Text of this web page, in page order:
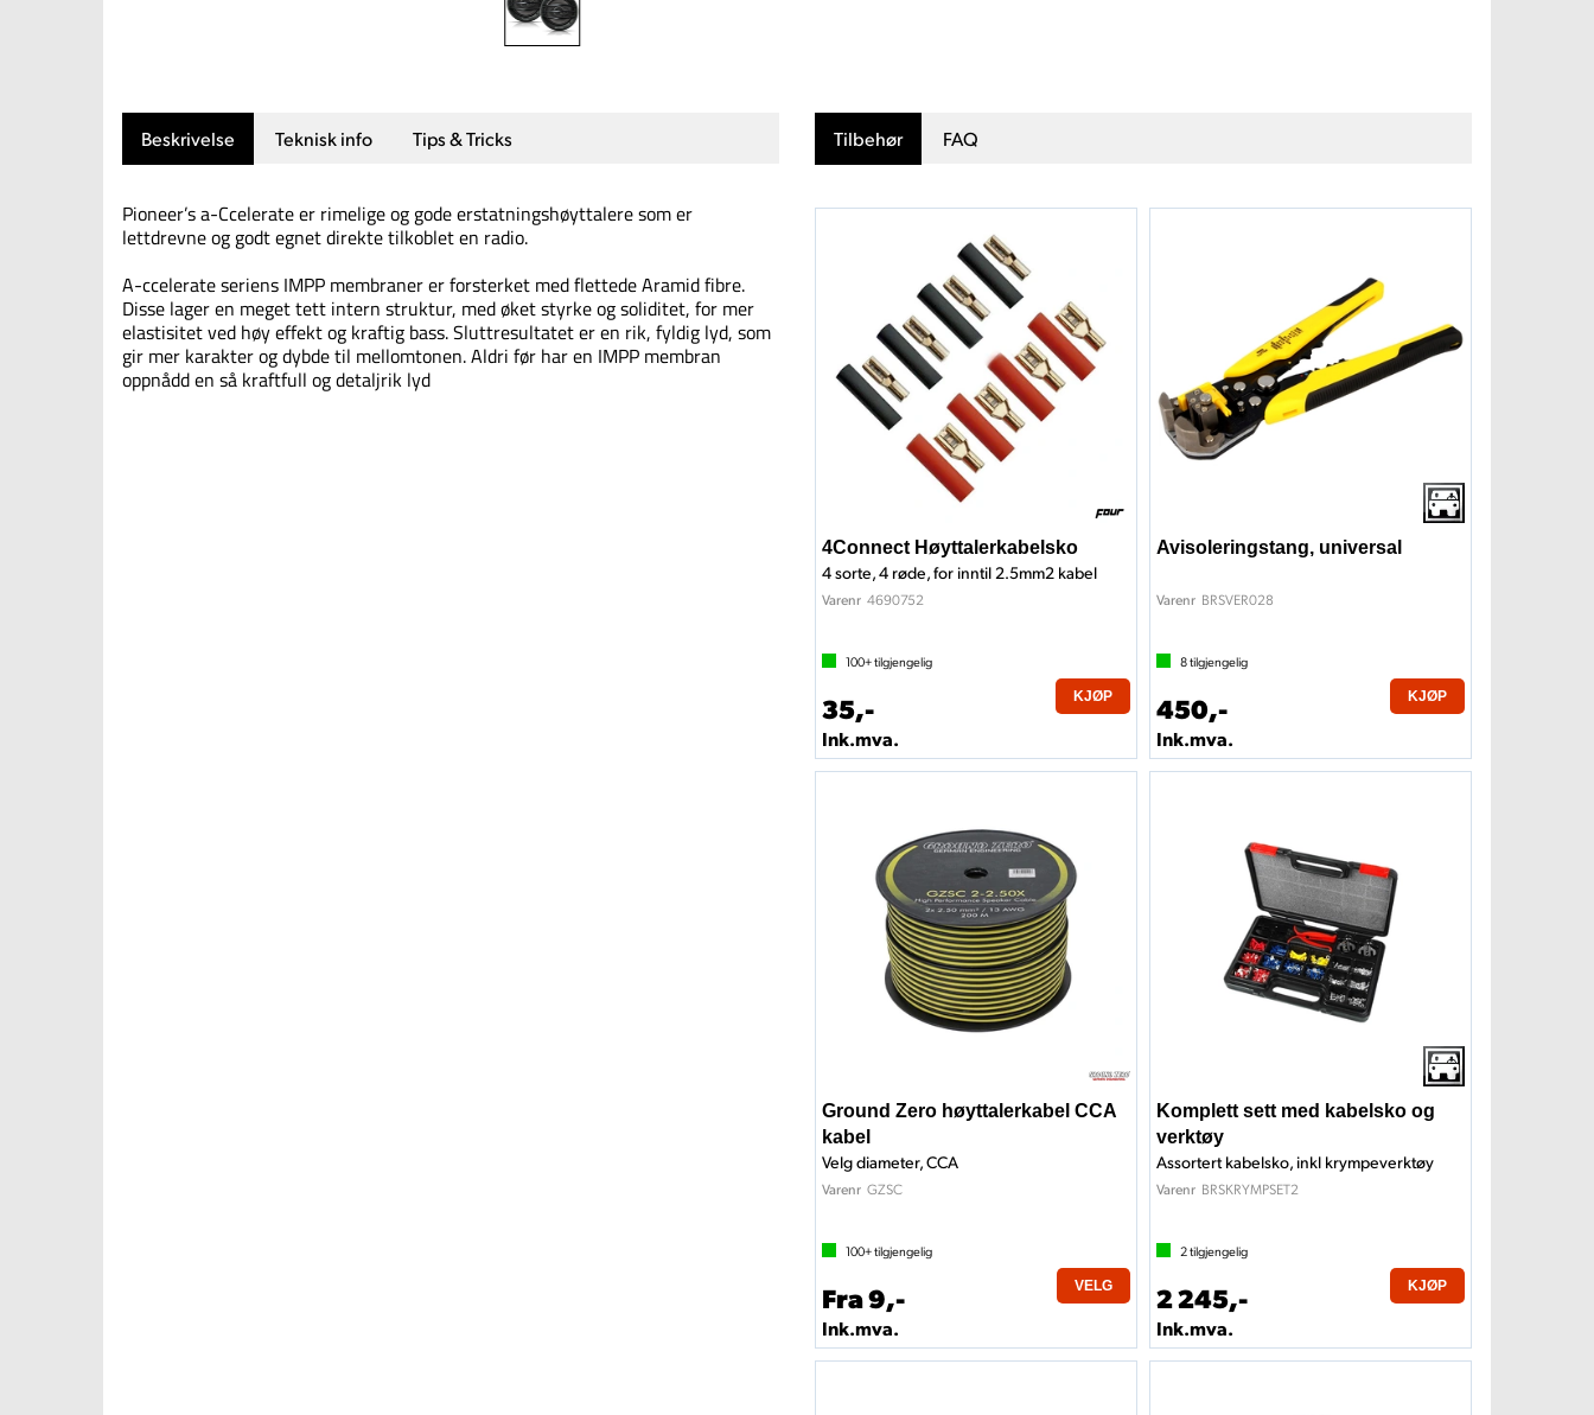
Beskrivelse Teknisk info Tips & Tricks
Pioneer’s a-Ccelerate er rimelige og gode erstatningshøyttalere som er
lettdrevne og godt egnet direkte tilkoblet en radio.
A-ccelerate seriens IMPP membraner er forsterket med flettede Aramid fibre.
Disse lager en meget tett intern struktur, med øket styrke og soliditet, for mer
elastisitet ved høy effekt og kraftig bass. Sluttresultatet er en rik, fyldig lyd, som
gir mer karakter og dybde til mellomtonen. Aldri før har en IMPP membran
oppnådd en så kraftfull og detaljrik lyd
Tilbehør FAQ
4Connect Høyttalerkabelsko
4 sorte, 4 røde, for inntil 2.5mm2 kabel
Varenr 4690752
100+tilgjengelig
35,-
Ink.mva.
KJØP
Avisoleringstang, universal
Varenr BRSVER028
8tilgjengelig
450,-
Ink.mva.
KJØP
Ground Zero høyttalerkabel CCA
kabel
Velg diameter, CCA
Varenr GZSC
100+tilgjengelig
Fra 9,-
Ink.mva.
VELG
Komplett sett med kabelsko og
verktøy
Assortert kabelsko, inkl krympeverktøy
Varenr BRSKRYMPSET2
2tilgjengelig
2 245,-
Ink.mva.
KJØP